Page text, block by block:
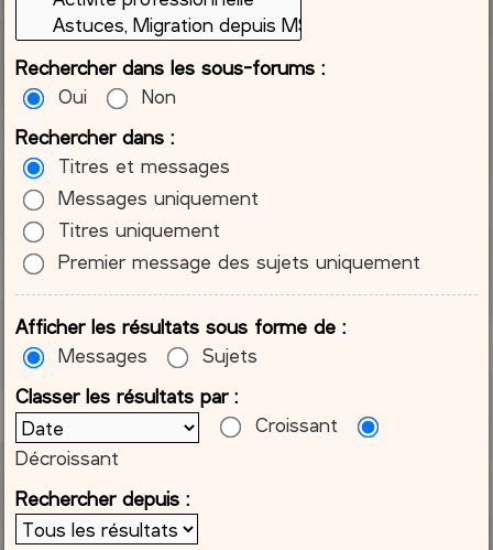
Rechercher dans les sous-forums :
Oui
Non
Rechercher dans :
Titres et messages
Messages uniquement
Titres uniquement
Premier message des sujets uniquement
Afficher les résultats sous forme de :
Messages
Sujets
Classer les résultats par :
Croissant
Décroissant
Rechercher depuis :